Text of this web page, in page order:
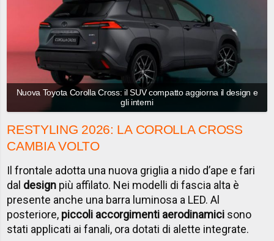
Nuova Toyota Corolla Cross: il SUV compatto aggiorna il design e
gli interni
RESTYLING 2026: LA COROLLA CROSS
CAMBIA VOLTO
Il frontale adotta una nuova griglia a nido d’ape e fari
dal design più affilato. Nei modelli di fascia alta è
presente anche una barra luminosa a LED. Al
posteriore, piccoli accorgimenti aerodinamici sono
stati applicati ai fanali, ora dotati di alette integrate.